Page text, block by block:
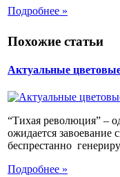
Подробнее »
Похожие статьи
Актуальные
“Тихая революция” –
ожидается
беспрестанно
Подробнее »